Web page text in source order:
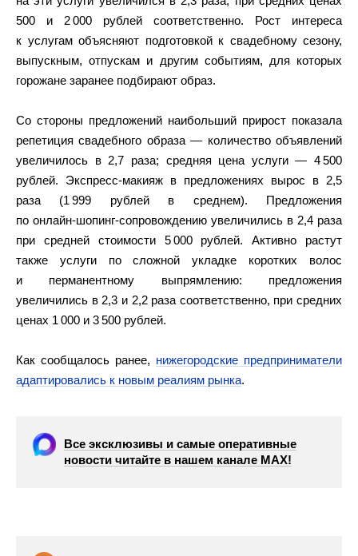
500 и 2 000 рублей соответственно. Рост интереса
к услугам объясняют подготовкой к свадебному сезону,
выпускным, отпускам и другим событиям, для которых
горожане заранее подбирают образ.
Со стороны предложений наибольший прирост показала
репетиция свадебного образа — количество объявлений
увеличилось в 2,7 раза; средняя цена услуги — 4 500
рублей. Экспресс‑макияж в предложениях вырос в 2,5
раза (1 999 рублей в среднем). Предложения
по онлайн‑шопинг‑сопровождению увеличились в 2,4 раза
при средней стоимости 5 000 рублей. Активно растут
также услуги по сложной укладке коротких волос
и перманентному выпрямлению: предложения
увеличились в 2,3 и 2,2 раза соответственно, при средних
ценах 1 000 и 3 500 рублей.
Как сообщалось ранее, нижегородские предприниматели
адаптировались к новым реалиям рынка.
Все эксклюзивы и самые оперативные
новости читайте в нашем канале МАХ!